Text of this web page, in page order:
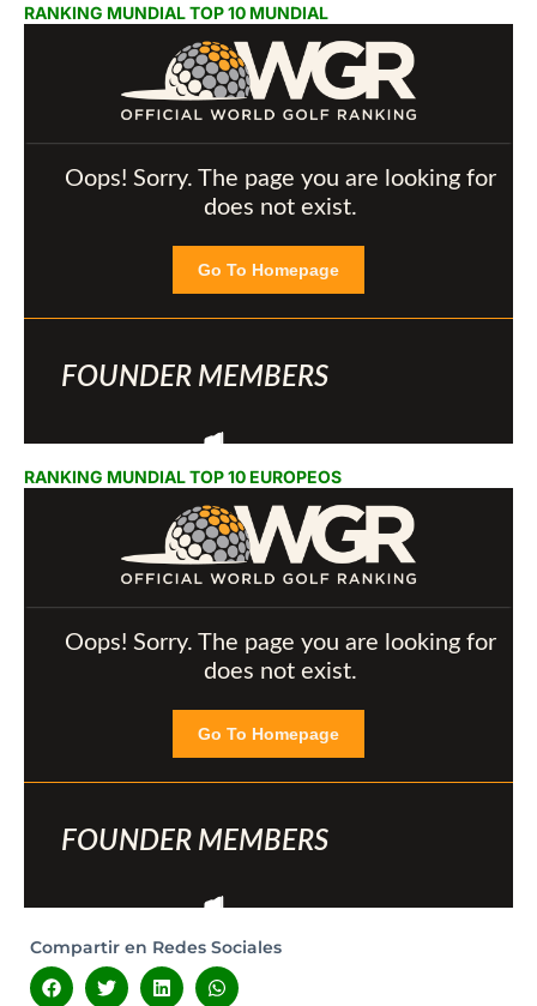
RANKING MUNDIAL TOP 10 MUNDIAL
RANKING MUNDIAL TOP 10 EUROPEOS
Compartir en Redes Sociales